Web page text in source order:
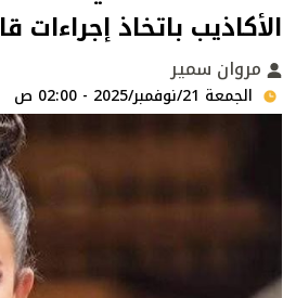
الأكاذيب باتخاذ إجراءات
مروان سمير
الجمعة 21/نوفمبر/2025 - 02:00 ص